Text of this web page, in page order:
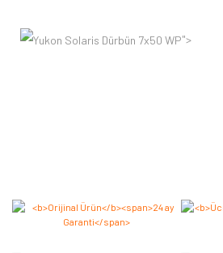
">